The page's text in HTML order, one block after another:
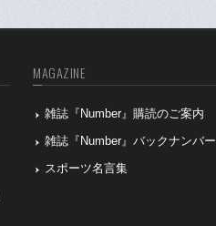
MAGAZINE
雑誌『Number』購読のご案内
雑誌『Number』バックナンバー
スポーツ名言集